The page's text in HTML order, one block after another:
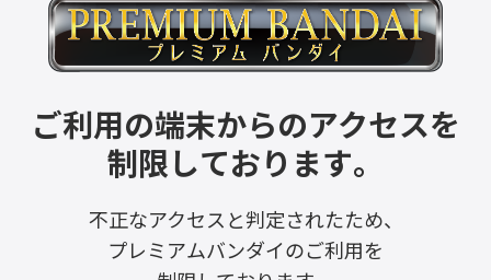
ご利用の端末からのアクセスを
制限しております。
不正なアクセスと判定されたため、
プレミアムバンダイのご利用を